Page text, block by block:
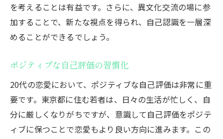
を考えることは有益です。さらに、異文化交流の場に参
加することで、新たな視点を得られ、自己認識を一層深
めることができるでしょう。
ポジティブな自己評価の習慣化
20代の恋愛において、ポジティブな自己評価は非常に重
要です。東京都に住む若者は、日々の生活が忙しく、自
分に厳しくなりがちですが、意識して自己評価をポジテ
ィブに保つことで恋愛もより良い方向に進みます。この